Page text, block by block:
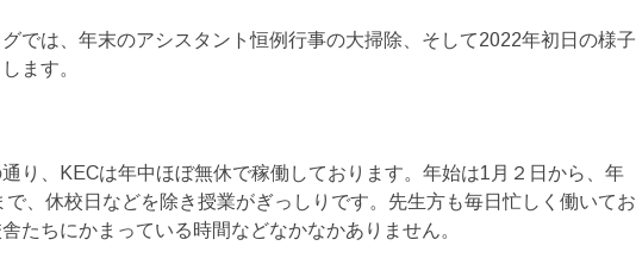
では、年末のアシスタント恒例行事の大掃除、そして2022年初日の様子
ます。
り、KECは年中ほぼ無休で稼働しております。年始は1月２日から、年
で、休校日などを除き授業がぎっしりです。先生方も毎日忙しく働いてお
たちにかまっている時間などなかなかありません。